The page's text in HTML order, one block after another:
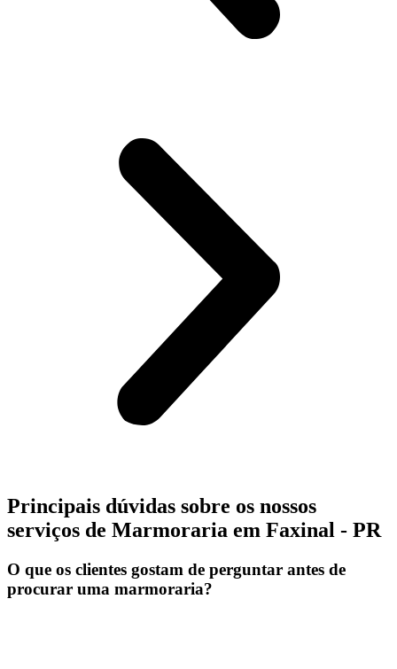
Principais dúvidas sobre os nossos
serviços de Marmoraria em Faxinal - PR
O que os clientes gostam de perguntar antes de
procurar uma marmoraria?